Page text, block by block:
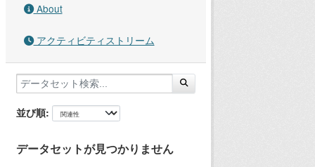
About
アクティビティストリーム
並び順
データセットが見つかりません